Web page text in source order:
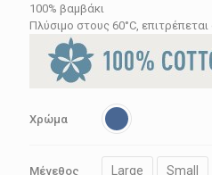
100% βαμβάκι
Πλύσιμο στους 60°C,
Χρώμα
Μέγεθος Large Small